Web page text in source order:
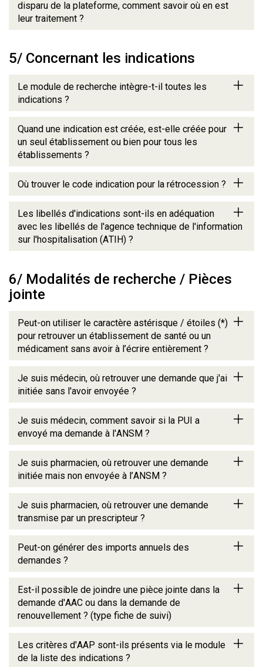
disparu de la plateforme, comment savoir où en est
leur traitement ?
5/ Concernant les indications
Le module de recherche intègre-t-il toutes les
indications ?
Quand une indication est créée, est-elle créée pour
un seul établissement ou bien pour tous les
établissements ?
Où trouver le code indication pour la rétrocession ?
Les libellés d'indications sont-ils en adéquation
avec les libellés de l'agence technique de l'information
sur l'hospitalisation (ATIH) ?
6/ Modalités de recherche / Pièces
jointe
Peut-on utiliser le caractère astérisque / étoiles (*)
pour retrouver un établissement de santé ou un
médicament sans avoir à l’écrire entièrement ?
Je suis médecin, où retrouver une demande que j'ai
initiée sans l'avoir envoyée ?
Je suis médecin, comment savoir si la PUI a
envoyé ma demande à l'ANSM ?
Je suis pharmacien, où retrouver une demande
initiée mais non envoyée à l’ANSM ?
Je suis pharmacien, où retrouver une demande
transmise par un prescripteur ?
Peut-on générer des imports annuels des
demandes ?
Est-il possible de joindre une pièce jointe dans la
demande d'AAC ou dans la demande de
renouvellement ? (type fiche de suivi)
Les critères d'AAP sont-ils présents via le module
de la liste des indications ?